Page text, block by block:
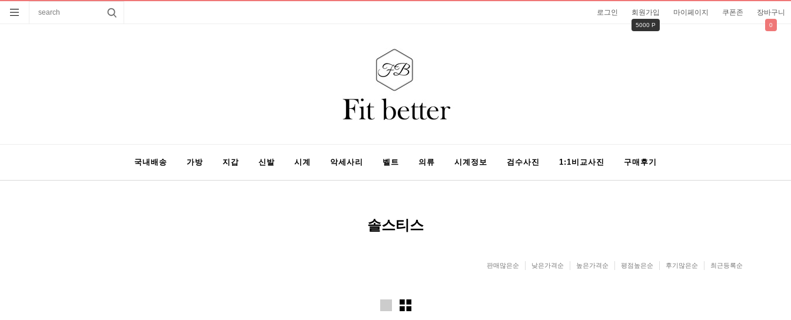
로그인 회원가입
5000 P
마이페이지 쿠폰존 장바구니
0
국내배송 가방 지갑 신발 시계 악세사리 벨트 의류 시계정보 검수사진 1:1비교사진 구매후기
솔스티스
판매많은순 낮은가격순 높은가격순 평점높은순 후기많은순 최근등록순